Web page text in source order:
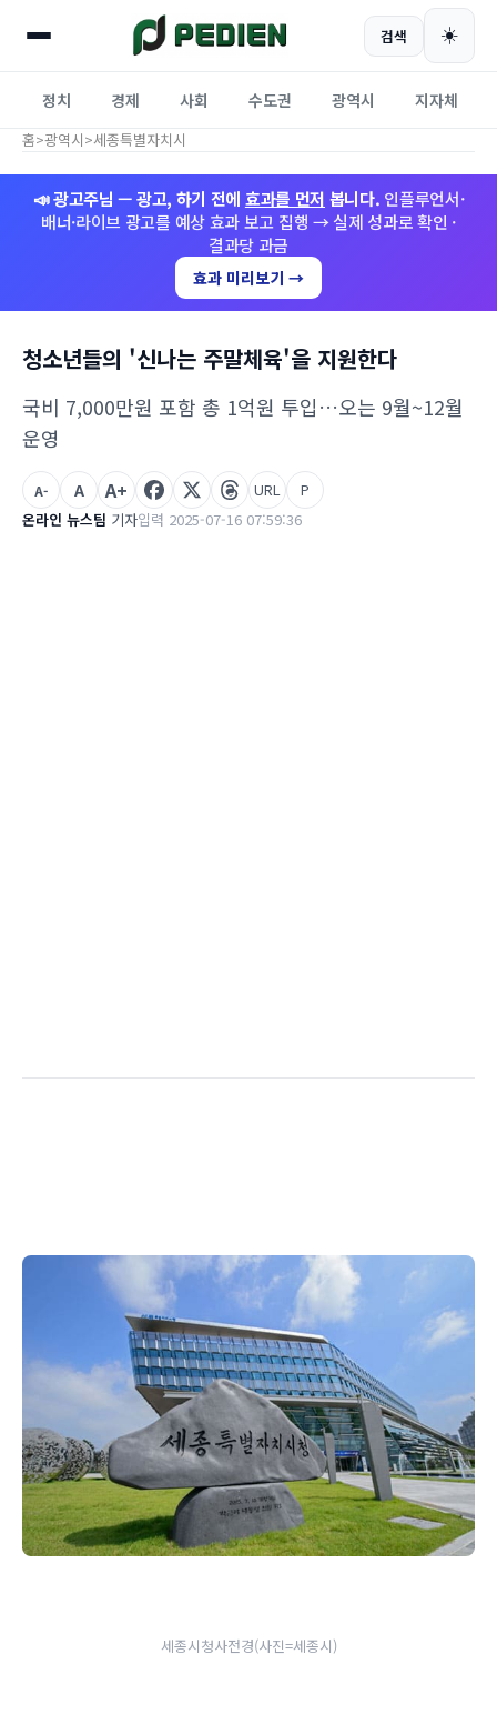
검색 ☀️
정치 경제 사회 수도권 광역시 지자체
홈>광역시>세종특별자치시
📣 광고주님 — 광고, 하기 전에 효과를 먼저 봅니다. 인플루언서·
배너·라이브 광고를 예상 효과 보고 집행 → 실제 성과로 확인 ·
결과당 과금
효과 미리보기 →
청소년들의 '신나는 주말체육'을 지원한다
국비 7,000만원 포함 총 1억원 투입…오는 9월~12월
운영
온라인 뉴스팀 기자입력 2025-07-16 07:59:36
A- A A+ URL P
세종시청사전경(사진=세종시)